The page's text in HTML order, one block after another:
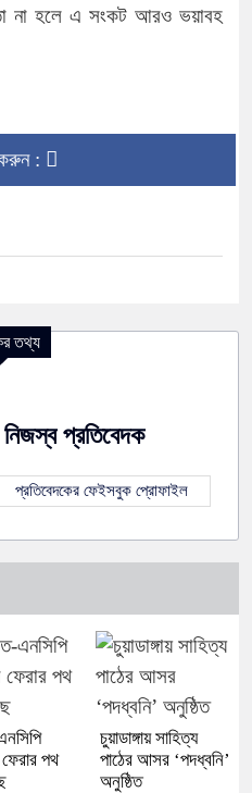
না হলে এ সংকট আরও ভয়াবহ
করুন :
তথ্য
নিজস্ব প্রতিবেদক
প্রতিবেদকের ফেইসবুক প্রোফাইল
পথ
চুয়াডাঙ্গায় সাহিত্য
পাঠের আসর ‘পদধ্বনি’
অনুষ্ঠিত